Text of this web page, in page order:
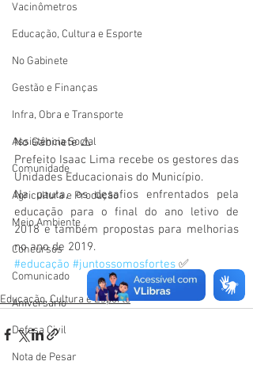
Vacinômetros
Educação, Cultura e Esporte
No Gabinete
Gestão e Finanças
Infra, Obra e Transporte
Assistência Social
Comunidade
Agricultura e Produção
Meio Ambiente
Concursos
Comunicado
Aniversário
Defesa Civil
Nota de Pesar
No Gabinete ⚠️
Prefeito Isaac Lima recebe os gestores das
Unidades Educacionais do Município.
Na pauta, os desafios enfrentados pela
educação para o final do ano letivo de
2018 e também propostas para melhorias
no ano de 2019.
#educação #juntossomosfortes ✅
Educação, Cultura e Esporte